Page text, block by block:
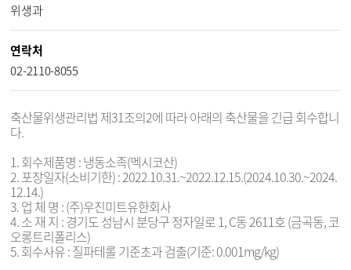
위생과
연락처
02-2110-8055
축산물위생관리법 제31조의2에 따라 아래의 축산물을 긴급 회수합니
다.
1. 회수제품명 : 냉동소족(멕시코산)
2. 포장일자(소비기한) : 2022.10.31.~2022.12.15.(2024.10.30.~2024.
12.14.)
3. 업 체 명 : (주)우진미트유한회사
4. 소 재 지 : 경기도 성남시 분당구 정자일로 1, C동 2611호 (금곡동, 코
오롱트리폴리스)
5. 회수사유 : 질파테롤 기준초과 검출(기준: 0.001mg/kg)